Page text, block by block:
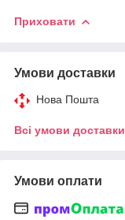
Приховати
Умови доставки
Нова Пошта
Всі умови доставки
Умови оплати